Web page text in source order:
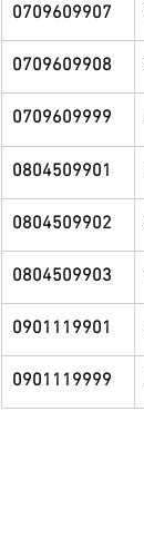
0709609907
0709609908
0709609999
0804509901
0804509902
0804509903
0901119901
0901119999